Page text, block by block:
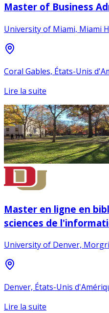
Master of Business
University of Miami, Miami
Coral Gables, États-Unis
Lire la suite
Master en ligne en
sciences de
University of Denver,
Denver, États-Unis
Lire la suite